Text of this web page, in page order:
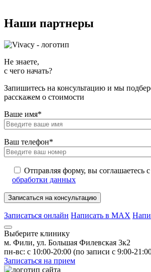
Наши партнеры
Не знаете,
с чего начать?
Запишитесь на консультацию и мы
расскажем о стоимости
Ваше имя*
Ваш телефон*
Отправляя форму, вы соглашаетесь с
обработки данных
Записаться онлайн Написать в MAX
Выберите клинику
м. Фили, ул. Большая Филевская 3к2
пн-вс: с 10:00-20:00 (по записи с 9:00-
Записаться на прием